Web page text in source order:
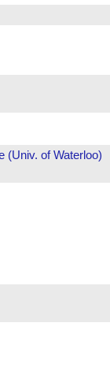
(Univ. of Waterloo)